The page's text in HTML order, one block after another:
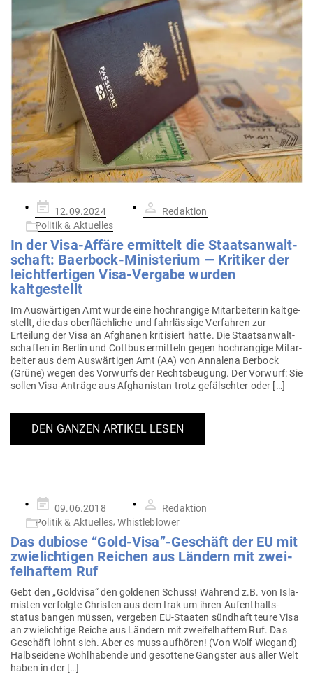
Gepostet
am
12.09.2024
Redaktion
Politik & Aktuelles
In der Visa-Affäre ermittelt die Staats­an­walt­
schaft: Baerbock-Minis­terium — Kri­tiker der
leicht­fer­tigen Visa-Vergabe wurden
kaltgestellt
Im Aus­wär­tigen Amt wurde eine hoch­rangige Mit­ar­bei­terin kalt­ge­
stellt, die das ober­fläch­liche und fahr­lässige Ver­fahren zur
Erteilung der Visa an Afghanen kri­ti­siert hatte. Die Staats­an­walt­
schaften in Berlin und Cottbus ermitteln gegen hoch­rangige Mit­ar­
beiter aus dem Aus­wär­tigen Amt (AA) von Annalena Berbock
(Grüne) wegen des Vor­wurfs der Rechts­beugung. Der Vorwurf: Sie
sollen Visa-Anträge aus Afgha­nistan trotz gefälschter oder […]
DEN GANZEN ARTIKEL LESEN
Gepostet
am
09.06.2018
Redaktion
Politik & Aktuelles,Whistleblower
Das dubiose “Gold-Visa”-Geschäft der EU mit
zwie­lich­tigen Reichen aus Ländern mit zwei­
fel­haftem Ruf
Gebt den „Goldvisa“ den gol­denen Schuss! Während z.B. von Isla­
misten ver­folgte Christen aus dem Irak um ihren Auf­ent­halts­
status bangen müssen, ver­geben EU-Staaten sündhaft teure Visa
an zwie­lichtige Reiche aus Ländern mit zwei­fel­haftem Ruf. Das
Geschäft lohnt sich. Aber es muss auf­hören! (Von Wolf Wiegand)
Halb­seidene Wohl­ha­bende und gesottene Gangster aus aller Welt
haben in der […]